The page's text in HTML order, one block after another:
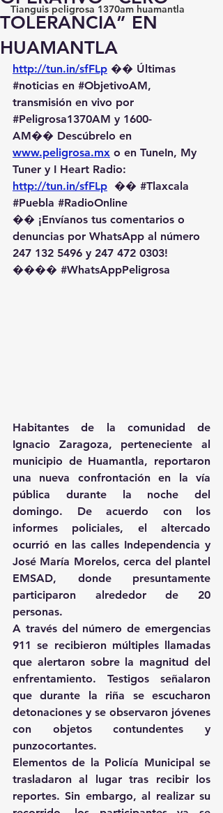
Tianguis peligrosa 1370am huamantla
TOLERANCIA” EN
HUAMANTLA
http://tun.in/sfFLp �� Últimas
#noticias en #ObjetivoAM,
transmisión en vivo por
#Peligrosa1370AM y 1600-
AM��️ Descúbrelo en
www.peligrosa.mx o en TuneIn, My
Tuner y I Heart Radio:
http://tun.in/sfFLp �� #Tlaxcala
#Puebla #RadioOnline
�� ¡Envíanos tus comentarios o
denuncias por WhatsApp al número
247 132 5496 y 247 472 0303!
��️�� #WhatsAppPeligrosa
Habitantes de la comunidad de
Ignacio Zaragoza, perteneciente al
municipio de Huamantla, reportaron
una nueva confrontación en la vía
pública durante la noche del
domingo. De acuerdo con los
informes policiales, el altercado
ocurrió en las calles Independencia y
José María Morelos, cerca del plantel
EMSAD, donde presuntamente
participaron alrededor de 20
personas.
A través del número de emergencias
911 se recibieron múltiples llamadas
que alertaron sobre la magnitud del
enfrentamiento. Testigos señalaron
que durante la riña se escucharon
detonaciones y se observaron jóvenes
con objetos contundentes y
punzocortantes.
Elementos de la Policía Municipal se
trasladaron al lugar tras recibir los
reportes. Sin embargo, al realizar su